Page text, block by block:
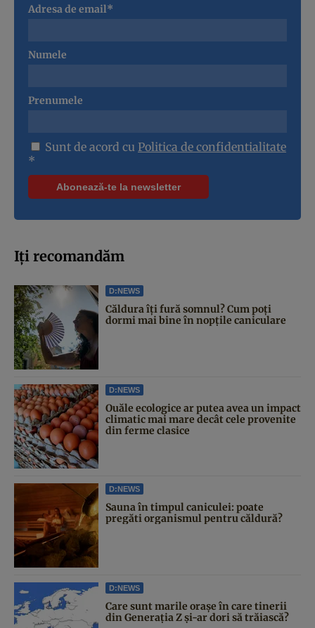
Adresa de email*
Numele
Prenumele
Sunt de acord cu Politica de confidentialitate
*
Iți recomandăm
D:NEWS
Căldura îți fură somnul? Cum poți
dormi mai bine în nopțile caniculare
D:NEWS
Ouăle ecologice ar putea avea un impact
climatic mai mare decât cele provenite
din ferme clasice
D:NEWS
Sauna în timpul caniculei: poate
pregăti organismul pentru căldură?
D:NEWS
Care sunt marile orașe în care tinerii
din Generația Z și-ar dori să trăiască?